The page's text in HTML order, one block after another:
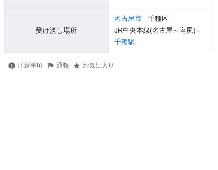
受け渡し場所
名古屋市 - 千種区
JR中央本線(名古屋～塩尻) -
千種駅
注意事項 通報 お気に入り